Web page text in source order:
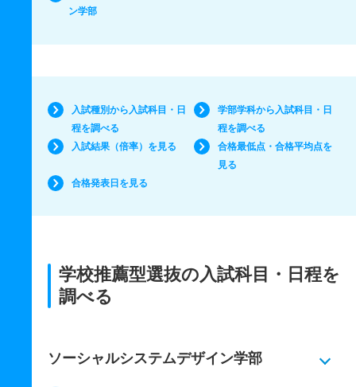
ン学部
入試種別から入試科目・日
程を調べる
学部学科から入試科目・日
程を調べる
入試結果（倍率）を見る
合格最低点・合格平均点を
見る
合格発表日を見る
学校推薦型選抜の入試科目・日程を
調べる
ソーシャルシステムデザイン学部